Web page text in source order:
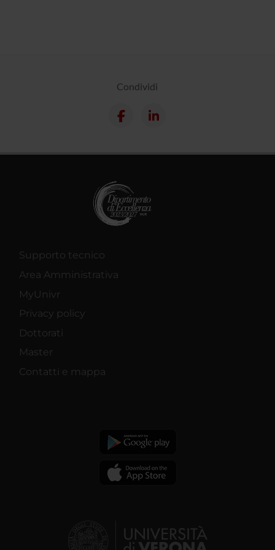
Condividi
Supporto tecnico
Area Amministrativa
MyUnivr
Privacy policy
Dottorati
Master
Contatti e mappa